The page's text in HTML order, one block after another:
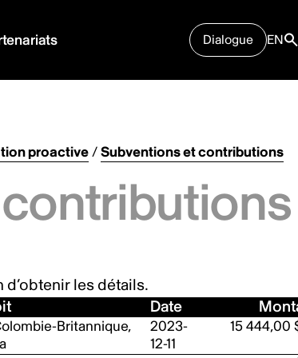
Dialogue EN
proactive/Subventions et contributions
d’obtenir les détails.
Date
Britannique,
2023-
12-11
15 444,00